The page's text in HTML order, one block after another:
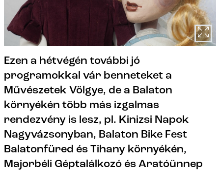
Ezen a hétvégén további jó
programokkal vár benneteket a
Művészetek Völgye, de a Balaton
környékén több más izgalmas
rendezvény is lesz, pl. Kinizsi Napok
Nagyvázsonyban, Balaton Bike Fest
Balatonfüred és Tihany környékén,
Majorbéli Géptalálkozó és Aratóünnep